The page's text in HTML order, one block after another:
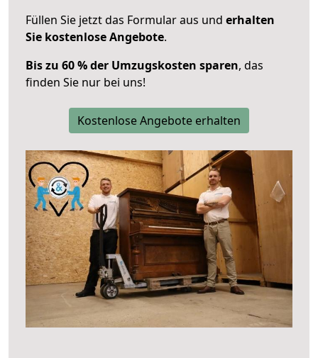
Füllen Sie jetzt das Formular aus und erhalten
Sie kostenlose Angebote.
Bis zu 60 % der Umzugskosten sparen, das
finden Sie nur bei uns!
Kostenlose Angebote erhalten